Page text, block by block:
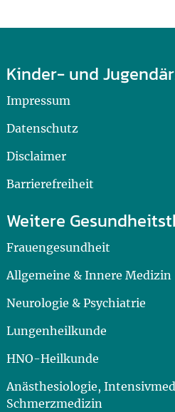
Kinder- und
Impressum
Datenschutz
Disclaimer
Barrierefreiheit
Weitere
Frauengesundheit
Allgemeine & Innere Medizin
Neurologie & Psychiatrie
Lungenheilkunde
HNO-Heilkunde
Anästhesiologie,
Schmerzmedizin